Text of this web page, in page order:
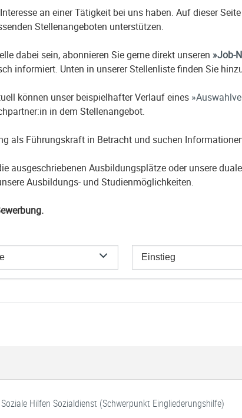
an einer Tätigkeit bei uns haben. Auf dieser
Stellenangeboten unterstützen.
dabei sein, abonnieren Sie gerne direkt unseren Job-
informiert. Unten in unserer Stellenliste finden Sie
können unser beispielhafter Verlauf eines
in dem Stellenangebot.
als Führungskraft in Betracht und suchen
ausgeschriebenen Ausbildungsplätze oder unsere
Ausbildungs- und Studienmöglichkeiten.
Einstieg
Hilfen Sozialdienst (Schwerpunkt Eingliederungshilfe)